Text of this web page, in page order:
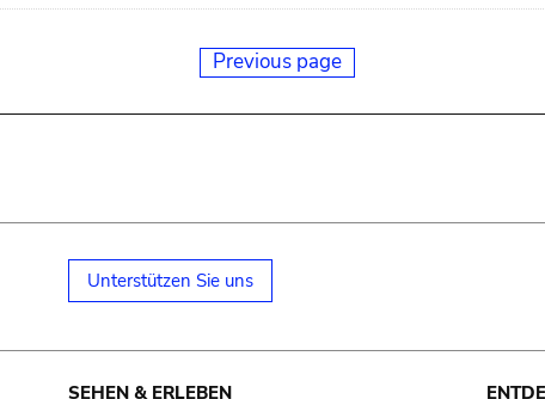
Previous page
Unterstützen Sie uns
SEHEN & ERLEBEN